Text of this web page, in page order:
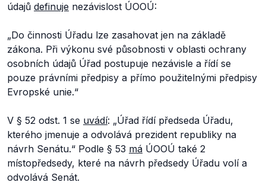
údajů definuje nezávislost ÚOOÚ:
„Do činnosti Úřadu lze zasahovat jen na základě
zákona. Při výkonu své působnosti v oblasti ochrany
osobních údajů Úřad postupuje nezávisle a řídí se
pouze právními předpisy a přímo použitelnými předpisy
Evropské unie.“
V § 52 odst. 1 se uvádí: „Úřad řídí předseda Úřadu,
kterého jmenuje a odvolává prezident republiky na
návrh Senátu.“ Podle § 53 má ÚOOÚ také 2
místopředsedy, které na návrh předsedy Úřadu volí a
odvolává Senát.